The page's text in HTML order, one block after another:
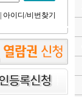
아이디/비번찾기